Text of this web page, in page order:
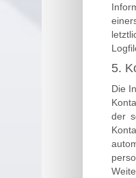
5.
Die
der